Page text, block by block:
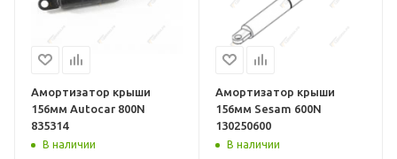
Амортизатор крыши
156мм Autocar 800N
835314
В наличии
Амортизатор крыши
156мм Sesam 600N
130250600
В наличии